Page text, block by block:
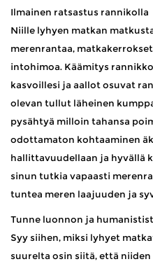
Ilmainen ratsastus rannikolla
Niille lyhyen matkan
merenrantaa,
intohimoa. Käämitys
kasvoillesi ja aallot osuvat
olevan tullut läheinen
pysähtyä milloin tahansa
odottamaton kohtaaminen
hallittavuudellaan ja hyvällä
sinun tutkia vapaasti
tuntea meren laajuuden ja
Tunne luonnon ja
Syy siihen, miksi lyhyet
suurelta osin siitä, että